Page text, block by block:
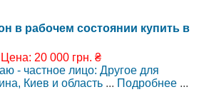
в рабочем состоянии купить в
Цена: 20 000 грн. ₴
- частное лицо: Другое для
Киев и область ... Подробнее ...